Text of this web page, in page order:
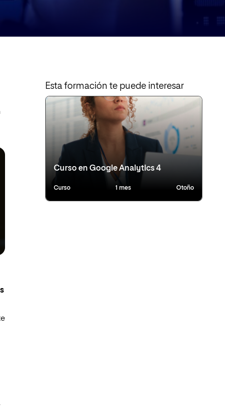
Esta formación te puede interesar
Curso en Google Analytics 4
Curso 1 mes Otoño